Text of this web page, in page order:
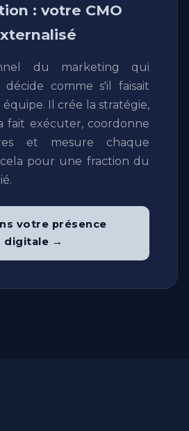
: votre CMO
du marketing qui
comme s'il faisait
Il crée la stratégie,
fait exécuter, coordonne
et mesure chaque
pour une fraction du
votre présence
digitale →